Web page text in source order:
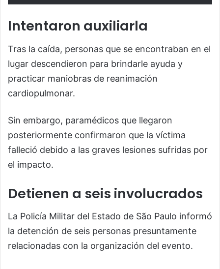
Intentaron auxiliarla
Tras la caída, personas que se encontraban en el
lugar descendieron para brindarle ayuda y
practicar maniobras de reanimación
cardiopulmonar.
Sin embargo, paramédicos que llegaron
posteriormente confirmaron que la víctima
falleció debido a las graves lesiones sufridas por
el impacto.
Detienen a seis involucrados
La Policía Militar del Estado de São Paulo informó
la detención de seis personas presuntamente
relacionadas con la organización del evento.